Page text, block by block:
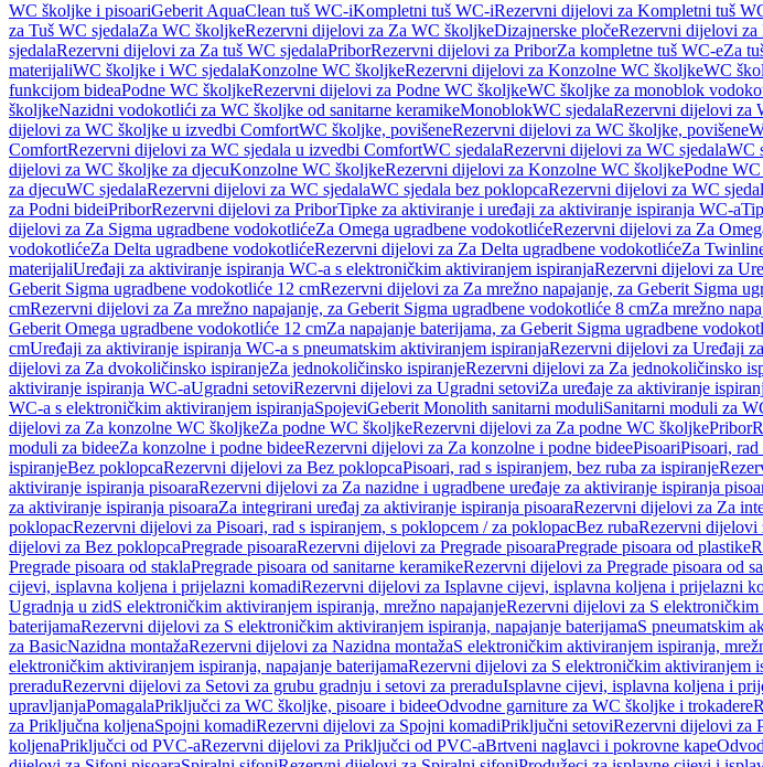
WC školjke i pisoariGeberit AquaClean tuš WC-iKompletni tuš WC-iRezervni dijelovi za Kompletni tuš
za Tuš WC sjedalaZa WC školjkeRezervni dijelovi za Za WC školjkeDizajnerske pločeRezervni dijelovi za
sjedalaRezervni dijelovi za Za tuš WC sjedalaPriborRezervni dijelovi za PriborZa kompletne tuš WC-eZa
materijaliWC školjke i WC sjedalaKonzolne WC školjkeRezervni dijelovi za Konzolne WC školjkeWC
funkcijom bideaPodne WC školjkeRezervni dijelovi za Podne WC školjkeWC školjke za monoblok
školjkeNazidni vodokotlići za WC školjke od sanitarne keramikeMonoblokWC sjedalaRezervni dijelovi za
dijelovi za WC školjke u izvedbi ComfortWC školjke, povišeneRezervni dijelovi za WC školjke, povišene
ComfortRezervni dijelovi za WC sjedala u izvedbi ComfortWC sjedalaRezervni dijelovi za WC sjedalaWC
dijelovi za WC školjke za djecuKonzolne WC školjkeRezervni dijelovi za Konzolne WC školjkePodne
za djecuWC sjedalaRezervni dijelovi za WC sjedalaWC sjedala bez poklopcaRezervni dijelovi za WC
za Podni bideiPriborRezervni dijelovi za PriborTipke za aktiviranje i uređaji za aktiviranje ispiranja WC-a
dijelovi za Za Sigma ugradbene vodokotlićeZa Omega ugradbene vodokotlićeRezervni dijelovi za Za
vodokotlićeZa Delta ugradbene vodokotlićeRezervni dijelovi za Za Delta ugradbene vodokotlićeZa
materijaliUređaji za aktiviranje ispiranja WC-a s elektroničkim aktiviranjem ispiranjaRezervni dijelovi za
Geberit Sigma ugradbene vodokotliće 12 cmRezervni dijelovi za Za mrežno napajanje, za Geberit Sigma
cmRezervni dijelovi za Za mrežno napajanje, za Geberit Sigma ugradbene vodokotliće 8 cmZa mrežno
Geberit Omega ugradbene vodokotliće 12 cmZa napajanje baterijama, za Geberit Sigma ugradbene
cmUređaji za aktiviranje ispiranja WC-a s pneumatskim aktiviranjem ispiranjaRezervni dijelovi za Uređaji
dijelovi za Za dvokoličinsko ispiranjeZa jednokoličinsko ispiranjeRezervni dijelovi za Za jednokoličinsko
aktiviranje ispiranja WC-aUgradni setoviRezervni dijelovi za Ugradni setoviZa uređaje za aktiviranje
WC-a s elektroničkim aktiviranjem ispiranjaSpojeviGeberit Monolith sanitarni moduliSanitarni moduli za
dijelovi za Za konzolne WC školjkeZa podne WC školjkeRezervni dijelovi za Za podne WC školjkePribor
moduli za bideeZa konzolne i podne bideeRezervni dijelovi za Za konzolne i podne bideePisoariPisoari,
ispiranjeBez poklopcaRezervni dijelovi za Bez poklopcaPisoari, rad s ispiranjem, bez ruba za ispiranje
aktiviranje ispiranja pisoaraRezervni dijelovi za Za nazidne i ugradbene uređaje za aktiviranje ispiranja
za aktiviranje ispiranja pisoaraZa integrirani uređaj za aktiviranje ispiranja pisoaraRezervni dijelovi za Za
poklopacRezervni dijelovi za Pisoari, rad s ispiranjem, s poklopcem / za poklopacBez rubaRezervni dijelovi
dijelovi za Bez poklopcaPregrade pisoaraRezervni dijelovi za Pregrade pisoaraPregrade pisoara od plastike
Pregrade pisoara od staklaPregrade pisoara od sanitarne keramikeRezervni dijelovi za Pregrade pisoara od
cijevi, isplavna koljena i prijelazni komadiRezervni dijelovi za Isplavne cijevi, isplavna koljena i prijelazni
Ugradnja u zidS elektroničkim aktiviranjem ispiranja, mrežno napajanjeRezervni dijelovi za S
baterijamaRezervni dijelovi za S elektroničkim aktiviranjem ispiranja, napajanje baterijamaS pneumatskim
za BasicNazidna montažaRezervni dijelovi za Nazidna montažaS elektroničkim aktiviranjem ispiranja,
elektroničkim aktiviranjem ispiranja, napajanje baterijamaRezervni dijelovi za S elektroničkim aktiviranjem
preraduRezervni dijelovi za Setovi za grubu gradnju i setovi za preraduIsplavne cijevi, isplavna koljena i
upravljanjaPomagalaPriključci za WC školjke, pisoare i bideeOdvodne garniture za WC školjke i trokadere
za Priključna koljenaSpojni komadiRezervni dijelovi za Spojni komadiPriključni setoviRezervni dijelovi za
koljenaPriključci od PVC-aRezervni dijelovi za Priključci od PVC-aBrtveni naglavci i pokrovne kape